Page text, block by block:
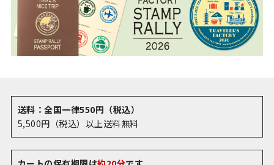
送料：全国一律550円（税込）
5,500円（税込）以上送料無料